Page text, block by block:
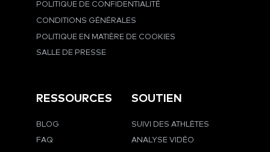
POLITIQUE DE CONFIDENTIALITÉ
CONDITIONS GÉNÉRALES
POLITIQUE EN MATIÈRE DE COOKIES
SALLE DE PRESSE
RESSOURCES
BLOG
FAQ
SOUTIEN
SUIVI DES ATHLÈTES
ANALYSE VIDÉO